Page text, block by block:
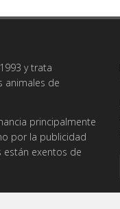
y trata
animales de
principalmente
por la publicidad
exentos de